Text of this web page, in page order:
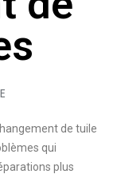
de tuile
qui
plus